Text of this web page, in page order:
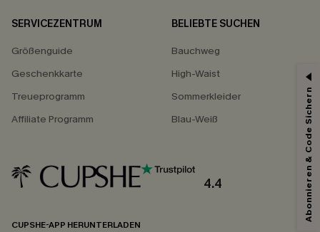
SERVICEZENTRUM
Größenguide
Geschenkkarte
Treueprogramm
Affiliate Programm
BELIEBTE SUCHEN
Bauchweg
High-Waist
Sommerkleider
Blau-Weiß
4.4
CUPSHE-APP HERUNTERLADEN
Abonnieren & Code Sichern